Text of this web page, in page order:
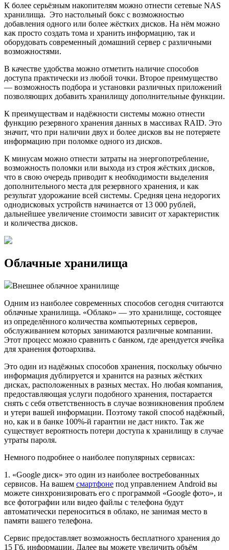
К более серьёзным накопителям можно отнести сетевые NAS
хранилища. Это настольный бокс с возможностью
добавления одного или более жёстких дисков. На нём можно
как просто создать тома и хранить информацию, так и
оборудовать современный домашний сервер с различными
возможностями.
В качестве удобства можно отметить наличие способов
доступа практически из любой точки. Второе преимущество
— возможность подбора и установки различных приложений
позволяющих добавить хранилищу дополнительные функции.
К преимуществам и надёжности системы можно отнести
функцию резервного хранения данных в массивах RAID. Это
значит, что при наличии двух и более дисков вы не потеряете
информацию при поломке одного из дисков.
К минусам можно отнести затраты на энергопотребление,
возможность поломки или выхода из строя жёстких дисков,
что в свою очередь приводит к необходимости выделения
дополнительного места для резервного хранения, и как
результат удорожание всей системы. Средняя цена недорогих
однодисковых устройств начинается от 13 000 рублей,
дальнейшее увеличение стоимости зависит от характеристик
и количества дисков.
Облачные хранилища
Внешнее облачное хранилище
Одним из наиболее современных способов сегодня считаются
облачные хранилища. «Облако» — это хранилище, состоящее
из определённого количества компьютерных серверов,
обслуживанием которых занимаются различные компании.
Этот процесс можно сравнить с банком, где арендуется ячейка
для хранения фотоархива.
Это один из надёжных способов хранения, поскольку обычно
информация дублируется и хранится на разных жёстких
дисках, расположенных в разных местах. Но любая компания,
предоставляющая услуги подобного хранения, постарается
снять с себя ответственность в случае возникновения проблем
и утери вашей информации. Поэтому такой способ надёжный,
но, как и в банке 100%-й гарантии не даст никто. Так же
существует вероятность потери доступа к хранилищу в случае
утраты пароля.
Немного подробнее о наиболее популярных сервисах:
1. «Google диск» это один из наиболее востребованных
сервисов. На вашем смартфоне под управлением Android вы
можете синхронизировать его с программой «Google фото», и
все фотографии или видео файлы с телефона будут
автоматически переноситься в облако, не занимая место в
памяти вашего телефона.
Сервис предоставляет возможность бесплатного хранения до
15 Гб, информации. Далее вы можете увеличить объём